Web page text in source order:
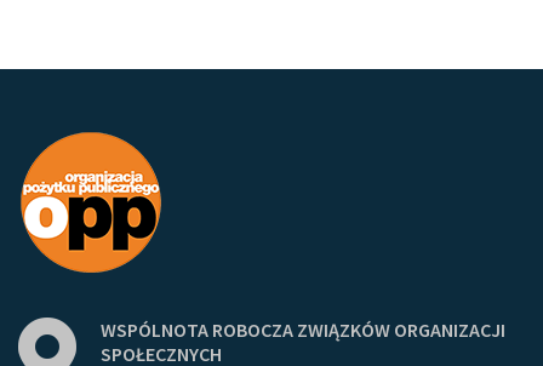
WSPÓLNOTA ROBOCZA ZWIĄZKÓW ORGANIZACJI
SPOŁECZNYCH